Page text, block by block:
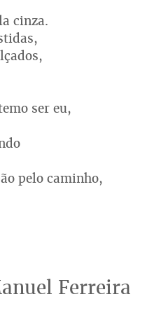
cinza.
ser eu,
pelo caminho,
Ferreira